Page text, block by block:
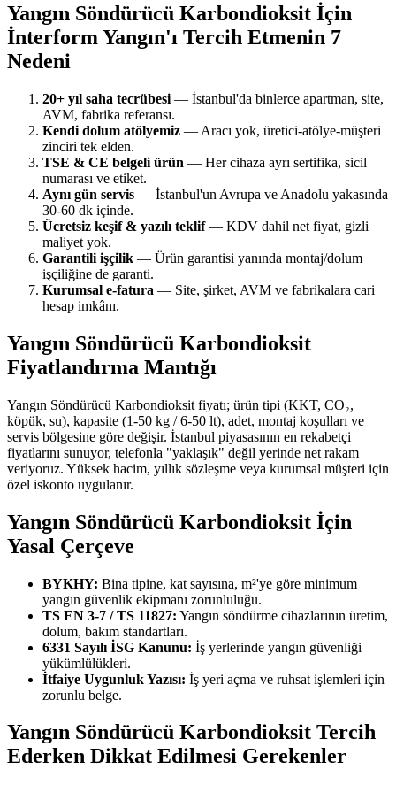
Yangın Söndürücü Karbondioksit İçin
İnterform Yangın'ı Tercih Etmenin 7
Nedeni
20+ yıl saha tecrübesi — İstanbul'da binlerce apartman, site,
AVM, fabrika referansı.
Kendi dolum atölyemiz — Aracı yok, üretici-atölye-müşteri
zinciri tek elden.
TSE & CE belgeli ürün — Her cihaza ayrı sertifika, sicil
numarası ve etiket.
Aynı gün servis — İstanbul'un Avrupa ve Anadolu yakasında
30-60 dk içinde.
Ücretsiz keşif & yazılı teklif— KDV dahil net fiyat, gizli
maliyet yok.
Garantili işçilik — Ürün garantisi yanında montaj/dolum
işçiliğine de garanti.
Kurumsal e-fatura — Site, şirket, AVM ve fabrikalara cari
hesap imkânı.
Yangın Söndürücü Karbondioksit
Fiyatlandırma Mantığı
Yangın Söndürücü Karbondioksit fiyatı; ürün tipi (KKT, CO₂,
köpük, su), kapasite (1-50 kg / 6-50 lt), adet, montaj koşulları ve
servis bölgesine göre değişir. İstanbul piyasasının en rekabetçi
fiyatlarını sunuyor, telefonla "yaklaşık" değil yerinde net rakam
veriyoruz. Yüksek hacim, yıllık sözleşme veya kurumsal müşteri için
özel iskonto uygulanır.
Yangın Söndürücü Karbondioksit İçin
Yasal Çerçeve
BYKHY: Bina tipine, kat sayısına, m²'ye göre minimum
yangın güvenlik ekipmanı zorunluluğu.
TS EN 3-7 / TS 11827: Yangın söndürme cihazlarının üretim,
dolum, bakım standartları.
6331 Sayılı İSG Kanunu: İş yerlerinde yangın güvenliği
yükümlülükleri.
İtfaiye Uygunluk Yazısı: İş yeri açma ve ruhsat işlemleri için
zorunlu belge.
Yangın Söndürücü Karbondioksit Tercih
Ederken Dikkat Edilmesi Gerekenler